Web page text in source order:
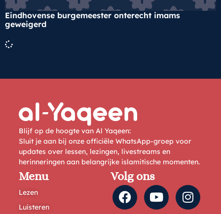
Eindhovense burgemeester onterecht imams
geweigerd
Blijf op de hoogte van Al Yaqeen:
Sluit je aan bij onze officiële WhatsApp-groep voor
updates over lessen, lezingen, livestreams en
herinneringen aan belangrijke islamitische momenten.
Menu
Lezen
Luisteren
Volg ons